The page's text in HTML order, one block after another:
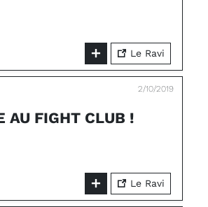
Le Ravi
2/10/2019
AU FIGHT CLUB !
Le Ravi